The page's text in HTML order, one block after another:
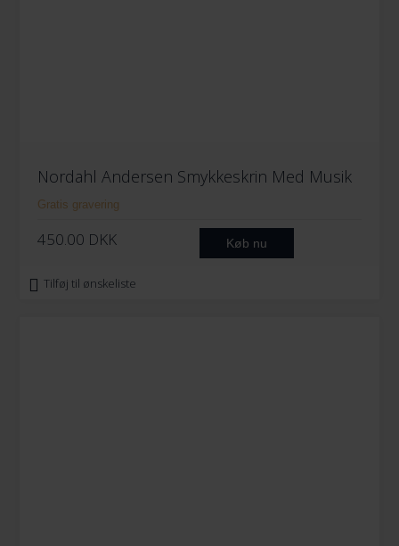
Nordahl Andersen Smykkeskrin Med Musik
Gratis gravering
450.00 DKK Køb nu
Tilføj til ønskeliste